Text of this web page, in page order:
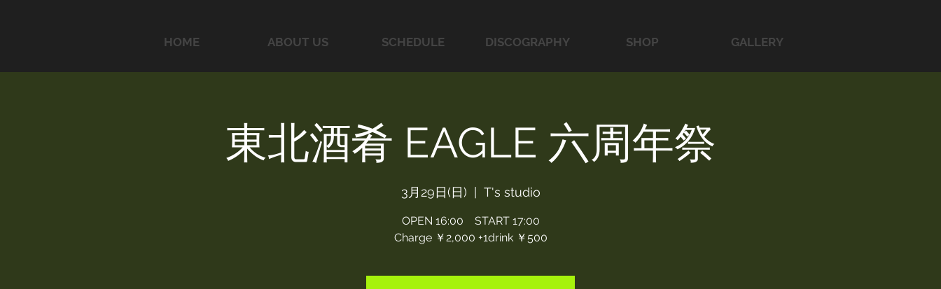
HOME ABOUT US SCHEDULE DISCOGRAPHY SHOP GALLERY
東北酒肴 EAGLE 六周年祭
3月29日(日) T's studio
OPEN 16:00 START 17:00
Charge ￥2,000 +1drink ￥500